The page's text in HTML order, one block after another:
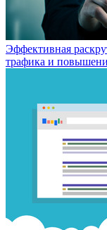
Эффективная
трафика и